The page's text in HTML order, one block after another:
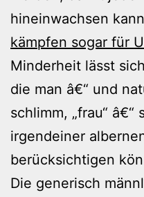
hineinwachsen
kämpfen sogar für
Minderheit lässt
die man â€“ und
schlimm, „frau“ â€“
irgendeiner
berücksichtigen
Die generisch